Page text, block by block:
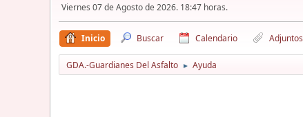
Viernes 07 de Agosto de 2026. 18:47 horas.
Inicio Buscar Calendario Adjuntos
GDA.-Guardianes Del Asfalto ► Ayuda